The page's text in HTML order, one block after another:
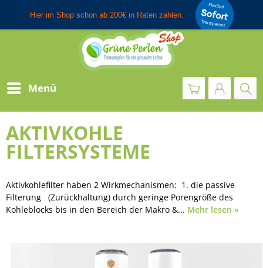
Menü
AKTIVKOHLE
FILTERSYSTEME
Aktivkohlefilter haben 2 Wirkmechanismen: 1. die passive
Filterung (Zurückhaltung) durch geringe Porengröße des
Kohleblocks bis in den Bereich der Makro &... Mehr lesen »